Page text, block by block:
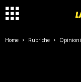
Home Rubriche Opinioni